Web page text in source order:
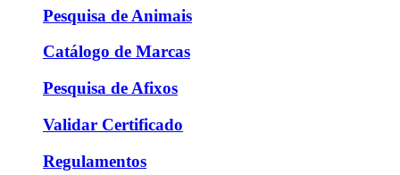
Pesquisa de Animais
Catálogo de Marcas
Pesquisa de Afixos
Validar Certificado
Regulamentos